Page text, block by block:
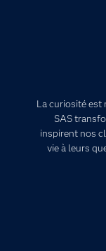
La curiosité est
SAS
inspirent nos
vie à leurs